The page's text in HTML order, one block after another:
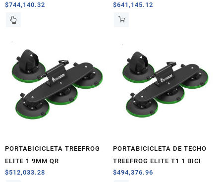
$744,140.32
$641,145.12
PORTABICICLETA TREEFROG
ELITE 1 9MM QR
$512,033.28
PORTABICICLETA DE TECHO
TREEFROG ELITE T1 1 BICI
$494,376.96